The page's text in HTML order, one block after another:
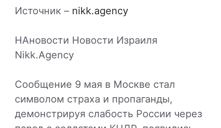
Источник – nikk.agency
НАновости Новости Израиля
Nikk.Agency
Сообщение 9 мая в Москве стал
символом страха и пропаганды,
демонстрируя слабость России через